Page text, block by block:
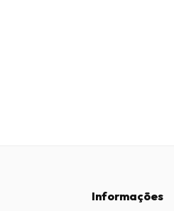
Informações